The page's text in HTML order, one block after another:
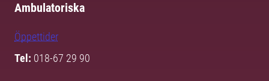
Ambulatoriska
Öppettider
Tel: 018-67 29 90